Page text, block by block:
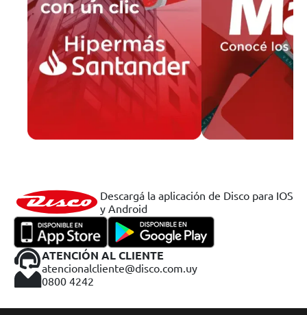
Descargá la aplicación de Disco para IOS
y Android
ATENCIÓN AL CLIENTE
atencionalcliente@disco.com.uy
0800 4242